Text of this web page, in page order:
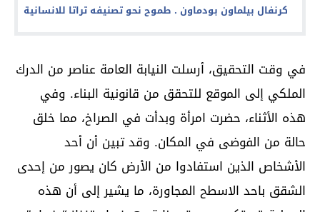
كرنفال بيلماون بودماون . طموح نحو تصنيفه تراتا للانسانية
في وقت التحقيق، أرسلت النيابة العامة عناصر من الدرك
الملكي إلى الموقع للتحقق من قانونية البناء. وفي
هذه الأثناء، حضرت امرأة وبدأت في الصراخ، مما خلق
حالة من الفوضى في المكان. وقد تبين أن أحد
الأشخاص الذين استفادوا من الأرض كان يصور من إحدى
الشقق باحد الاسطح المجاورة، ما يشير إلى أن هذه